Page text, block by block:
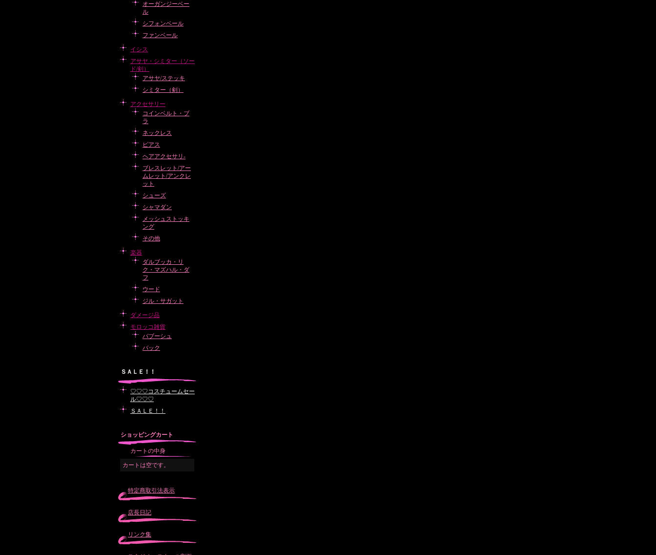
オーガンジーベー
ル
シフォンベール
ファンベール
イシス
アサヤ・シミター（ソー
ド/剣）
アサヤ/ステッキ
シミター（剣）
アクセサリー
コインベルト・ブ
ラ
ネックレス
ピアス
ヘアアクセサリ-
ブレスレット/アー
ムレット/アンクレ
ット
シューズ
シャマダン
メッシュストッキ
ング
その他
楽器
ダルブッカ・リ
ク・マズハル・ダ
フ
ウード
ジル・サガット
ダメージ品
モロッコ雑貨
バブーシュ
バック
ＳＡＬＥ！！
♡♡♡コスチュームセー
ル♡♡♡
ＳＡＬＥ！！
ショッピングカート
カートの中身
カートは空です。
特定商取引法表示
店長日記
リンク集